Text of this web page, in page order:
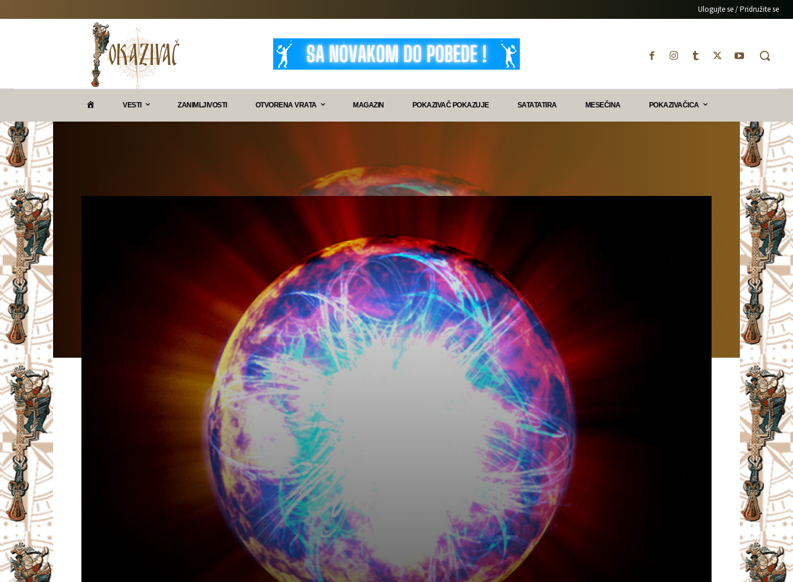
Ulogujte se / Pridružite se
VESTI ZANIMLJIVOSTI OTVORENA VRATA MAGAZIN POKAZIVAČ POKAZUJE SATATATIRA MESEČINA POKAZIVAČICA